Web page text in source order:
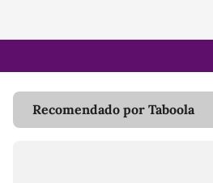
Recomendado por Taboola